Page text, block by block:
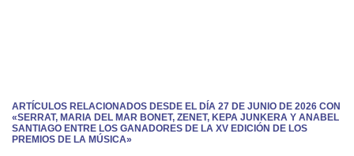
ARTÍCULOS RELACIONADOS DESDE EL DÍA 27 DE JUNIO DE 2026 CON
«SERRAT, MARIA DEL MAR BONET, ZENET, KEPA JUNKERA Y ANABEL
SANTIAGO ENTRE LOS GANADORES DE LA XV EDICIÓN DE LOS
PREMIOS DE LA MÚSICA»